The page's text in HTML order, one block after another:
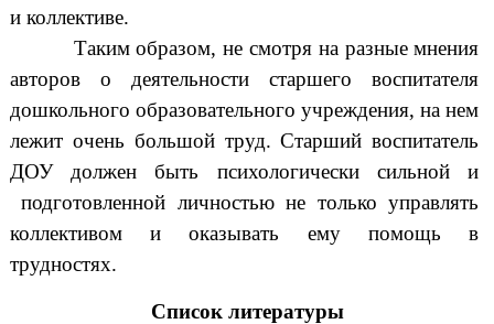
и коллективе.
Таким образом, не смотря на разные мнения
авторов о деятельности старшего воспитателя
дошкольного образовательного учреждения, на нем
лежит очень большой труд. Старший воспитатель
ДОУ должен быть психологически сильной и
подготовленной личностью не только управлять
коллективом и оказывать ему помощь в
трудностях.
Список литературы